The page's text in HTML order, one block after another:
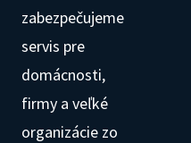
zabezpečujeme
servis pre
domácnosti,
firmy a veľké
organizácie zo